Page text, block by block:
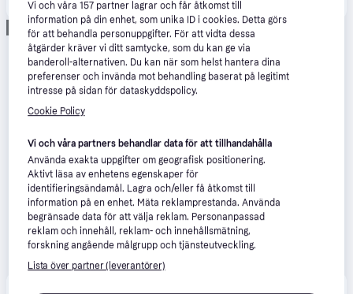
Annons
Vi och våra157 partner lagrar och får åtkomst till
information på din enhet, som unika ID i cookies. Detta görs
för att behandla personuppgifter. För att vidta dessa
åtgärder kräver vi ditt samtycke, som du kan ge via
banderoll-alternativen. Du kan när som helst hantera dina
preferenser och invända mot behandling baserat på legitimt
intresse på sidan för dataskyddspolicy.
Cookie Policy
Vi och våra partners behandlar data för att tillhandahålla
Använda exakta uppgifter om geografisk positionering.
Aktivt läsa av enhetens egenskaper för
identifieringsändamål. Lagra och/eller få åtkomst till
information på en enhet. Mäta reklamprestanda. Använda
begränsade data för att välja reklam. Personanpassad
reklam och innehåll, reklam- och innehållsmätning,
forskning angående målgrupp och tjänsteutveckling.
Lista över partner (leverantörer)